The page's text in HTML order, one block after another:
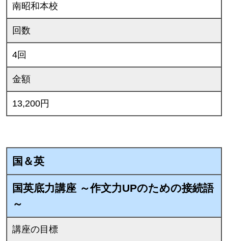
南昭和本校
回数
4回
金額
13,200円
国＆英
国英底力講座 ～作文力UPのための接続語
～
講座の目標